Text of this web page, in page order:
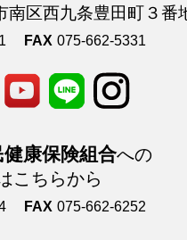
区西九条豊田町３番
FAX 075-662-5331
康保険組合への
こちらから
FAX 075-662-6252